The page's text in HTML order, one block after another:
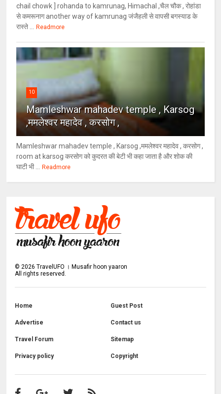
chail chowk ] rohanda to kamrunag, Himachal ,चैल चौक , रोहांडा
से कमरूनाग another way of kamrunag जंजैहली से वापसी बगस्याड के
रास्ते ...
Readmore
10
Mamleshwar mahadev temple , Karsog
,ममलेश्वर महादेव , करसोग ,
Mamleshwar mahadev temple , Karsog ,ममलेश्वर महादेव , करसोग ,
room at karsog करसोग को कुदरत की बेटी भी कहा जाता है और शोक की
घाटी भी ...
Readmore
© 2026 TravelUFO । Musafir hoon yaaron
All rights reserved.
Home Guest Post
Advertise Contact us
Travel Forum Sitemap
Privacy policy Copyright